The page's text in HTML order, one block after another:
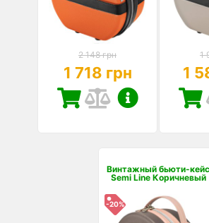
2 148 грн
1 718 грн
1
1
Винтажный бьюти-кейс
Semi Line Коричневый
-20%